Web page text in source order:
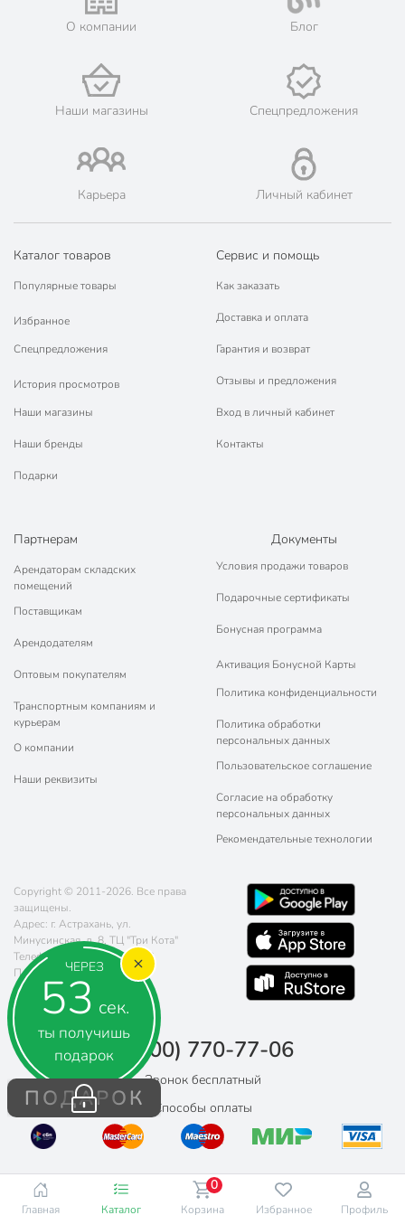
ЧЕРЕЗ
53 сек.
ты получишь
подарок
ПОДАРОК
О компании Блог
Наши магазины Спецпредложения
Карьера Личный кабинет
Каталог товаров
Популярные товары
Избранное
Спецпредложения
История просмотров
Наши магазины
Наши бренды
Подарки
Сервис и помощь
Как заказать
Доставка и оплата
Гарантия и возврат
Отзывы и предложения
Вход в личный кабинет
Контакты
Партнерам
Арендаторам складских
помещений
Поставщикам
Арендодателям
Оптовым покупателям
Транспортным компаниям и
курьерам
О компании
Наши реквизиты
Документы
Условия продажи товаров
Подарочные сертификаты
Бонусная программа
Активация Бонусной Карты
Политика конфиденциальности
Политика обработки
персональных данных
Пользовательское соглашение
Согласие на обработку
персональных данных
Рекомендательные технологии
Copyright © 2011-2026. Все права
защищены.
Адрес: г. Астрахань, ул.
Минусинская, д. 8, ТЦ "Три Кота"
Телефон:
8 (800) 770-77-06
Почта:
sales@poryadok.ru
8 (800) 770-77-06
Звонок бесплатный
Способы оплаты
Главная Каталог Корзина
0
Избранное Профиль